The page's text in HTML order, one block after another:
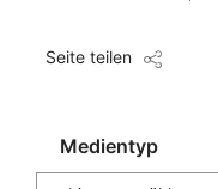
Seite teilen
Medientyp